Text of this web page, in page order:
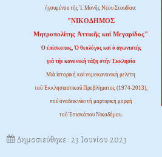
ἡγουμένου τῆς Ἱ. Μονῆς Νέου Στουδίου:
"ΝΙΚΟΔΗΜΟΣ
Μητροπολίτης Ἀττικῆς καί Μεγαρίδος"
Ὁ ἐπίσκοπος, Ὁ θεολόγος καί ὁ ἀγωνιστής
γιά τήν κανονική τάξη στήν Ἐκκλησία
Μιά ἱστορική καί νομοκανονική μελέτη
τοῦ Ἐκκλησιαστικοῦ Προβλήματος (1974-2013),
πού ἀναδεικνύει τή μαρτυρική μορφή
τοῦ Ἐπισκόπου Νικοδήμου.
Δημοσιεύθηκε : 23 Ιουνίου 2023